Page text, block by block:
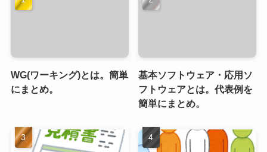
WG(ワーキング)とは。簡単
にまとめ。
基本ソフトウェア・応用ソ
フトウェアとは。代表例を
簡単にまとめ。